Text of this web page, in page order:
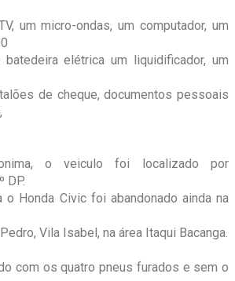
um micro-ondas, um computador, um
batedeira elétrica um liquidificador, um
de cheque, documentos pessoais
o veiculo foi localizado por
DP.
o Honda Civic foi abandonado ainda na
Vila Isabel, na área Itaqui Bacanga.
com os quatro pneus furados e sem o